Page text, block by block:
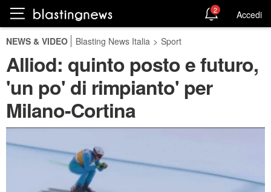
2 Accedi
NEWS & VIDEO Blasting News Italia > Sport
Alliod: quinto posto e futuro,
'un po' di rimpianto' per
Milano-Cortina